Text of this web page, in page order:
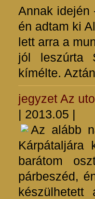
Annak idején
én adtam ki
lett arra a
jól leszúrta
kímélte. Aztán
jegyzet Az
| 2013.05 |
Az alább
Kárpátaljára
barátom
párbeszéd,